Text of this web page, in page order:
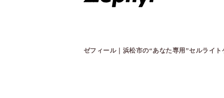
ゼフィール｜浜松市の“あなた専用”セルライ